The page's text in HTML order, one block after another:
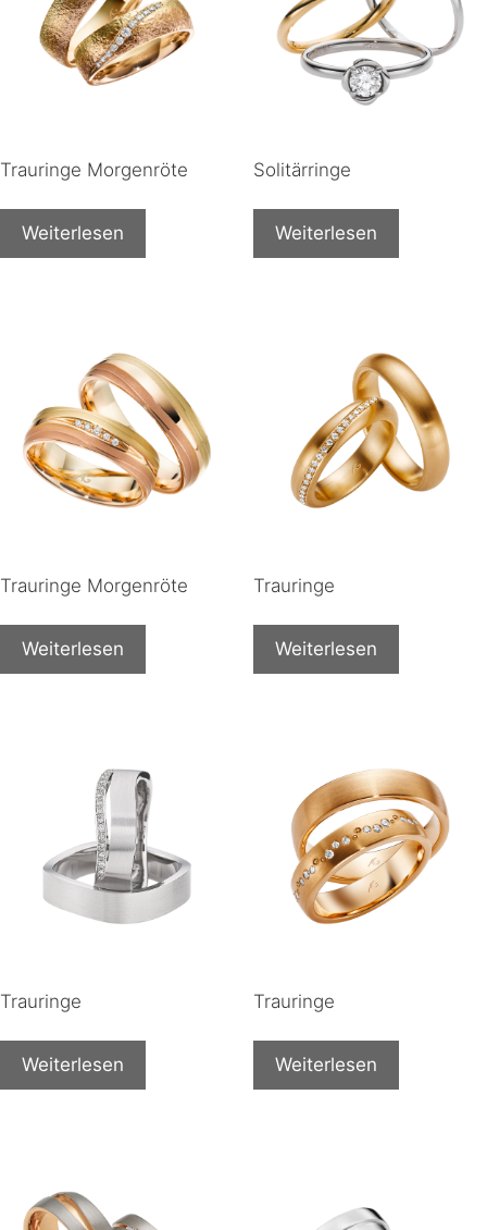
Trauringe Morgenröte
Weiterlesen
Solitärringe
Weiterlesen
Trauringe Morgenröte
Weiterlesen
Trauringe
Weiterlesen
Trauringe
Weiterlesen
Trauringe
Weiterlesen